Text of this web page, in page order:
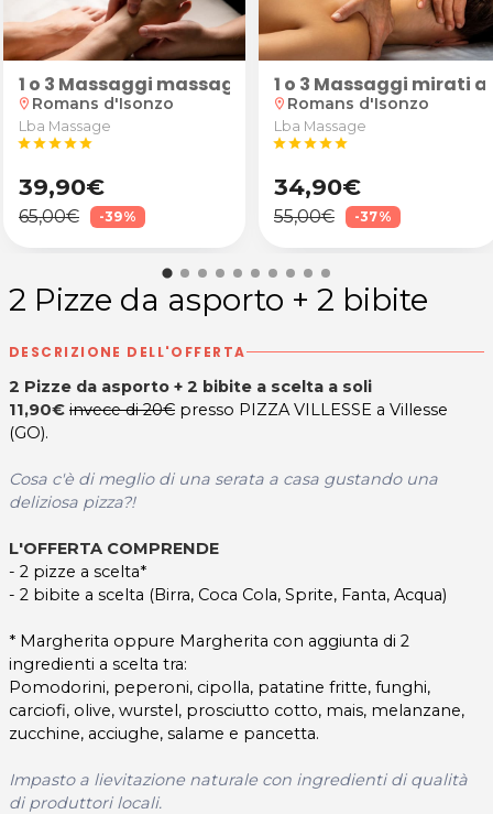
presso lo Studio del DOTT. IACUMIN
Service I WASH di Terzo di Aquileia
occhiali da vista antiriflesso
1 o 3 Massaggi massaggi di riflessologia
location_on Romans d'Isonzo
Lba Massage
starstarstarstarstar
39,90€
65,00€ -39%
1 o 3 Massaggi mirati
location_on Romans d'Isonzo
Lba Massage
starstarstarstarstar
34,90€
55,00€ -37%
2 Pizze da asporto + 2 bibite
DESCRIZIONE DELL'OFFERTA
2 Pizze da asporto + 2 bibite a scelta a soli
11,90€ invece di 20€ presso PIZZA VILLESSE a Villesse
(GO).
Cosa c'è di meglio di una serata a casa gustando una
deliziosa pizza?!
L'OFFERTA COMPRENDE
- 2 pizze a scelta*
- 2 bibite a scelta (Birra, Coca Cola, Sprite, Fanta, Acqua)
* Margherita oppure Margherita con aggiunta di 2
ingredienti a scelta tra:
Pomodorini, peperoni, cipolla, patatine fritte, funghi,
carciofi, olive, wurstel, prosciutto cotto, mais, melanzane,
zucchine, acciughe, salame e pancetta.
Impasto a lievitazione naturale con ingredienti di qualità
di produttori locali.